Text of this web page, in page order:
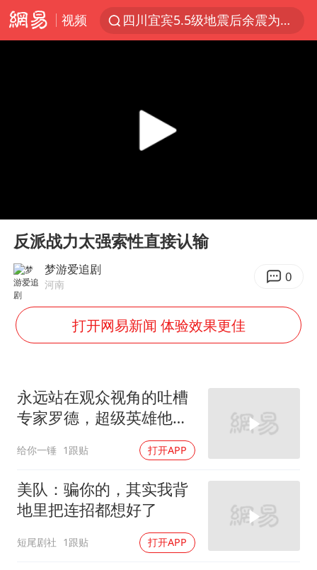
视频
2026年7月份居民消费价格同比上涨0.5%
武契奇会见泽连斯基有何意图
以军士兵把枪口对准中国记者
方桃子代言广告视频已下架
Play
反派战力太强索性直接认输
梦游爱追剧
河南 0
打开网易新闻 体验效果更佳
永远站在观众视角的吐槽
专家罗德，超级英雄他都
给你一锤 1跟贴 打开APP
美队：骗你的，其实我背
地里把连招都想好了
短尾剧社 1跟贴 打开APP